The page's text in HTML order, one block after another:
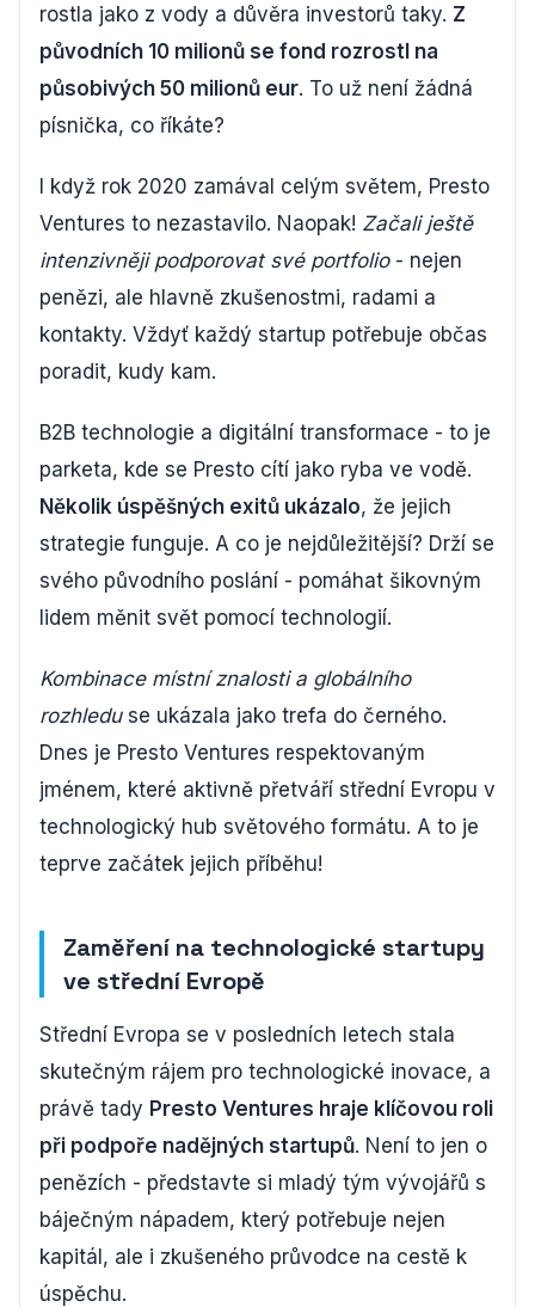
rostla jako z vody a důvěra investorů taky. Z
původních 10 milionů se fond rozrostl na
působivých 50 milionů eur. To už není žádná
písnička, co říkáte?
I když rok 2020 zamával celým světem, Presto
Ventures to nezastavilo. Naopak! Začali ještě
intenzivněji podporovat své portfolio- nejen
penězi, ale hlavně zkušenostmi, radami a
kontakty. Vždyť každý startup potřebuje občas
poradit, kudy kam.
B2B technologie a digitální transformace - to je
parketa, kde se Presto cítí jako ryba ve vodě.
Několik úspěšných exitů ukázalo, že jejich
strategie funguje. A co je nejdůležitější? Drží se
svého původního poslání - pomáhat šikovným
lidem měnit svět pomocí technologií.
Kombinace místní znalosti a globálního
rozhleduse ukázala jako trefa do černého.
Dnes je Presto Ventures respektovaným
jménem, které aktivně přetváří střední Evropu v
technologický hub světového formátu. A to je
teprve začátek jejich příběhu!
Zaměření na technologické startupy
ve střední Evropě
Střední Evropa se v posledních letech stala
skutečným rájem pro technologické inovace, a
právě tady Presto Ventures hraje klíčovou roli
při podpoře nadějných startupů. Není to jen o
penězích - představte si mladý tým vývojářů s
báječným nápadem, který potřebuje nejen
kapitál, ale i zkušeného průvodce na cestě k
úspěchu.